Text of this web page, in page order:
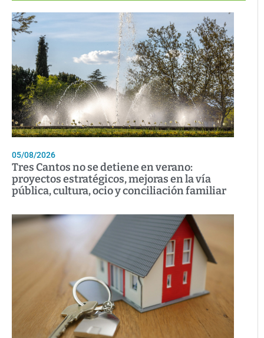
05/08/2026
Tres Cantos no se detiene en verano:
proyectos estratégicos, mejoras en la vía
pública, cultura, ocio y conciliación familiar